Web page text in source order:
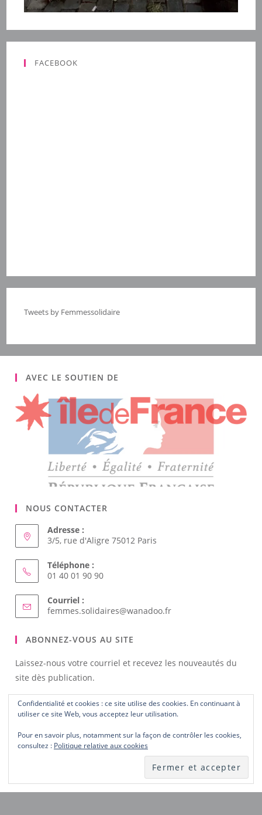
FACEBOOK
Tweets by Femmessolidaire
AVEC LE SOUTIEN DE
NOUS CONTACTER
3/5, rue d'Aligre 75012 Paris
Téléphone :
01 40 01 90 90
Courriel :
femmes.solidaires@wanadoo.frS’ouvre
dans
application
ABONNEZ-VOUS AU SITE
Confidentialité et cookies : ce site utilise des cookies. En continuant à
utiliser ce site Web, vous acceptez leur utilisation.
Pour en savoir plus, notamment sur la façon de contrôler les cookies,
consultez : Politique relative aux cookies